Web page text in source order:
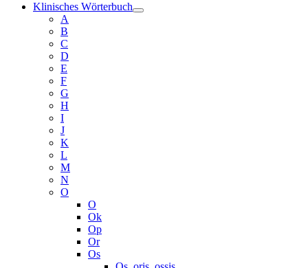
Klinisches Wörterbuch
A
B
C
D
E
F
G
H
I
J
K
L
M
N
O
O
Ok
Op
Or
Os